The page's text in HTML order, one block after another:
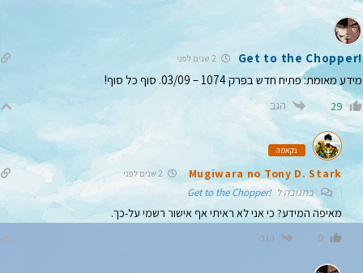
!Get to the Chopper
מידע מאומת: פתיח חדש בפרק 1074 – 03/09. סוף כל סוף!
29 הגב
נקאמה
Mugiwara no Tony D. Stark
בתגובה ל!Get to the Chopper
מאיפה המידע? כי אני לא ראיתי אף אישור רשמי על-כך.
0 הגב